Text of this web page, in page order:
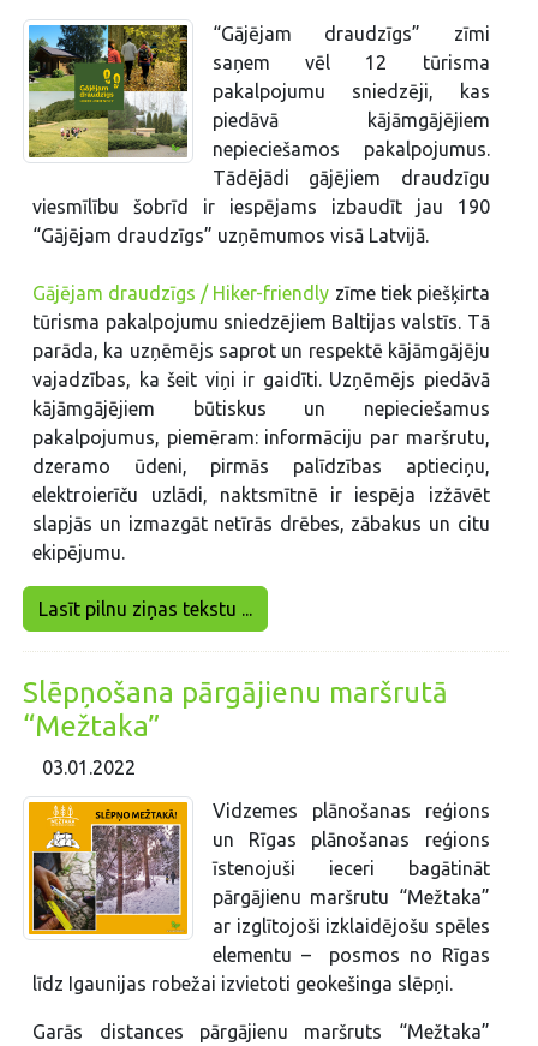
“Gājējam draudzīgs” zīmi
saņem vēl 12 tūrisma
pakalpojumu sniedzēji, kas
piedāvā kājāmgājējiem
nepieciešamos pakalpojumus.
Tādējādi gājējiem draudzīgu
viesmīlību šobrīd ir iespējams izbaudīt jau 190
“Gājējam draudzīgs” uzņēmumos visā Latvijā.
Gājējam draudzīgs / Hiker-friendly zīme tiek piešķirta
tūrisma pakalpojumu sniedzējiem Baltijas valstīs. Tā
parāda, ka uzņēmējs saprot un respektē kājāmgājēju
vajadzības, ka šeit viņi ir gaidīti. Uzņēmējs piedāvā
kājāmgājējiem būtiskus un nepieciešamus
pakalpojumus, piemēram: informāciju par maršrutu,
dzeramo ūdeni, pirmās palīdzības aptieciņu,
elektroierīču uzlādi, naktsmītnē ir iespēja izžāvēt
slapjās un izmazgāt netīrās drēbes, zābakus un citu
ekipējumu.
Lasīt pilnu ziņas tekstu ...
Slēpņošana pārgājienu maršrutā
“Mežtaka”
03.01.2022
Vidzemes plānošanas reģions
un Rīgas plānošanas reģions
īstenojuši ieceri bagātināt
pārgājienu maršrutu “Mežtaka”
ar izglītojoši izklaidējošu spēles
elementu – posmos no Rīgas
līdz Igaunijas robežai izvietoti geokešinga slēpņi.
Garās distances pārgājienu maršruts “Mežtaka”